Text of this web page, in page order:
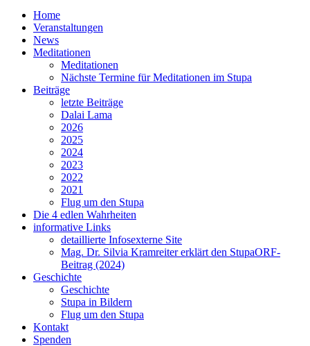
Home
Veranstaltungen
News
Meditationen
Meditationen
Nächste Termine für Meditationen im Stupa
Beiträge
letzte Beiträge
Dalai Lama
2026
2025
2024
2023
2022
2021
Flug um den Stupa
Die 4 edlen Wahrheiten
informative Links
detaillierte Infosexterne Site
Mag. Dr. Silvia Kramreiter erklärt den StupaORF-
Beitrag (2024)
Geschichte
Geschichte
Stupa in Bildern
Flug um den Stupa
Kontakt
Spenden